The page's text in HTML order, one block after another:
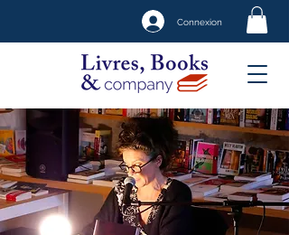
Connexion